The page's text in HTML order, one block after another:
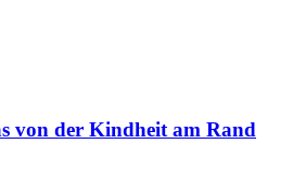
von der Kindheit am Rand